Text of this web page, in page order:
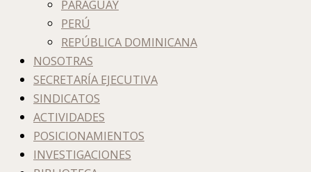
PARAGUAY
PERÚ
REPÚBLICA DOMINICANA
NOSOTRAS
SECRETARÍA EJECUTIVA
SINDICATOS
ACTIVIDADES
POSICIONAMIENTOS
INVESTIGACIONES